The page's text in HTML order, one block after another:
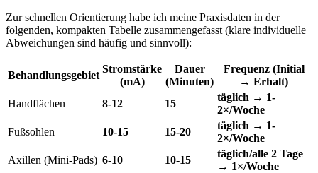
Zur schnellen Orientierung⁤ habe ich meine ⁣Praxisdaten in der
folgenden,⁢ kompakten‍ Tabelle zusammengefasst (klare individuelle
Abweichungen sind ⁤häufig und sinnvoll):
Behandlungsgebiet
Stromstärke
(mA)
Dauer⁤
(Minuten)
Frequenz (Initial⁤
→ Erhalt)
Handflächen
8-12 15
täglich → 1-
2×/Woche
Fußsohlen
10-15 15-20
täglich⁤ →⁤ 1-
2×/Woche
Axillen (Mini‑Pads) 6-10 10-15
täglich/alle 2 Tage
→ 1×/Woche